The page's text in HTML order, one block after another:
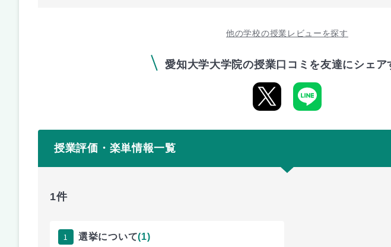
他の学校の授業レビューを探す
愛知大学大学院の授業口コミを友達にシェア
授業評価・楽単情報一覧
1件
1 選挙について(1)